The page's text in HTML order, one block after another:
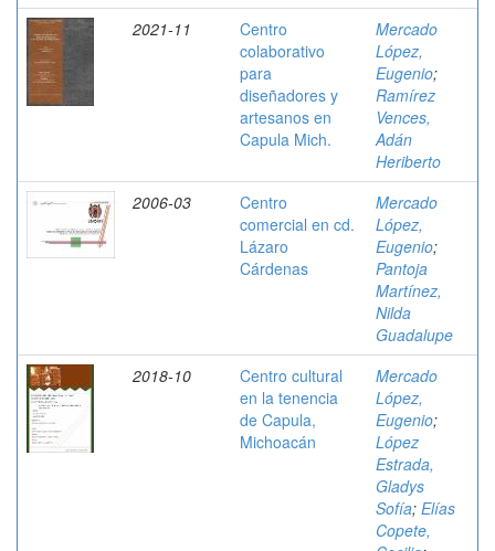
2021-11
Centro
colaborativo
para
diseñadores y
artesanos en
Capula Mich.
Mercado
López,
Eugenio;
Ramírez
Vences,
Adán
Heriberto
2006-03
Centro
comercial en cd.
Lázaro
Cárdenas
Mercado
López,
Eugenio;
Pantoja
Martínez,
Nilda
Guadalupe
2018-10
Centro cultural
en la tenencia
de Capula,
Michoacán
Mercado
López,
Eugenio;
López
Estrada,
Gladys
Sofía; Elías
Copete,